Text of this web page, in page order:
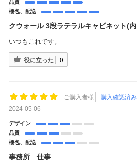
品質
梱包、配送
クウォール 3段ラテラルキャビネット(内
いつもこれです。
役に立った 0
ご購入者様
購入確認済み
2024-05-06
デザイン
品質
梱包、配送
事務所 仕事